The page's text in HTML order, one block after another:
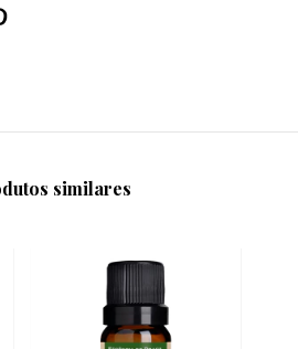
similares